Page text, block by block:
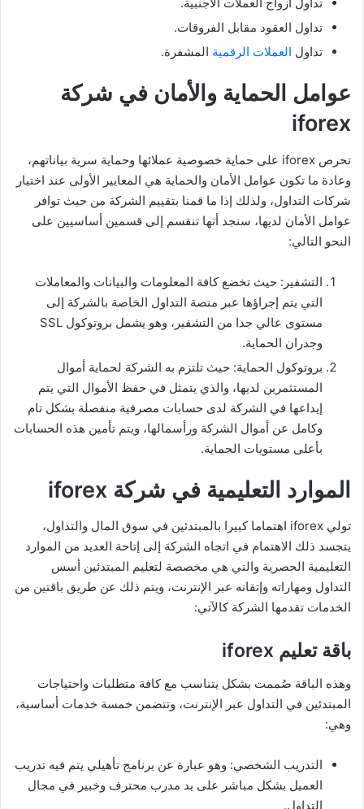
تداول العقود مقابل الفروقات.
تداول العملات الرقمية المشفرة.
عوامل الحماية والأمان في شركة
iforex
تحرص iforex على حماية خصوصية عملائها وحماية سرية بياناتهم،
وعادة ما تكون عوامل الأمان والحماية هي المعايير الأولى عند اختيار
شركات التداول، ولذلك إذا ما قمنا بتقييم الشركة من حيث توافر
عوامل الأمان لديها، سنجد أنها تنقسم إلى قسمين أساسيين على
النحو التالي:
التشفير: حيث تخضع كافة المعلومات والبيانات والمعاملات
التي يتم إجراؤها عبر منصة التداول الخاصة بالشركة إلى
مستوى عالي جدا من التشفير، وهو يشمل بروتوكول SSL
وجدران الحماية.
بروتوكول الحماية: حيث تلتزم به الشركة لحماية أموال
المستثمرين لديها، والذي يتمثل في حفظ الأموال التي يتم
إيداعها في الشركة لدى حسابات مصرفية منفصلة بشكل تام
وكامل عن أموال الشركة ورأسمالها، ويتم تأمين هذه الحسابات
بأعلى مستويات الحماية.
الموارد التعليمية في شركة iforex
تولي iforex اهتماما كبيرا بالمبتدئين في سوق المال والتداول،
يتجسد ذلك الاهتمام في اتجاه الشركة إلى إتاحة العديد من الموارد
التعليمية الحصرية والتي هي مخصصة لتعليم المبتدئين أسس
التداول ومهاراته وإتقانه عبر الإنترنت، ويتم ذلك عن طريق باقتين من
الخدمات تقدمها الشركة كالآتي:
باقة تعليم iforex
وهذه الباقة صُممت بشكل يتناسب مع كافة متطلبات واحتياجات
المبتدئين في التداول عبر الإنترنت، وتتضمن خمسة خدمات أساسية،
وهي:
التدريب الشخصي: وهو عبارة عن برنامج تأهيلي يتم فيه تدريب
العميل بشكل مباشر على يد مدرب محترف وخبير في مجال
التداول.